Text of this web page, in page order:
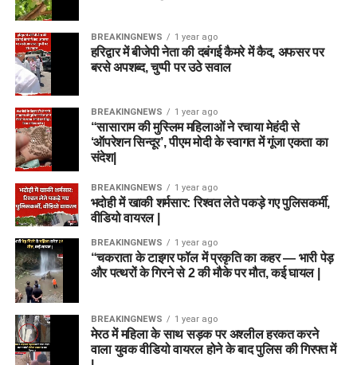
BREAKINGNEWS 1 year ago
हरिद्वार में बीजेपी नेता की दबंगई कैमरे में कैद, अफसर पर
बरसे अपशब्द, चुप्पी पर उठे सवाल
BREAKINGNEWS 1 year ago
“सासाराम की मुस्लिम महिलाओं ने रचाया मेहंदी से
‘ऑपरेशन सिन्दूर’, पीएम मोदी के स्वागत में गूंजा एकता का
संदेश|
BREAKINGNEWS 1 year ago
भदोही में खाकी शर्मसार: रिश्वत लेते पकड़े गए पुलिसकर्मी,
वीडियो वायरल |
BREAKINGNEWS 1 year ago
“चकराता के टाइगर फॉल में प्रकृति का कहर — भारी पेड़
और पत्थरों के गिरने से 2 की मौके पर मौत, कई घायल |
BREAKINGNEWS 1 year ago
मेरठ में महिला के साथ सड़क पर अश्लील हरकत करने
वाला युवक वीडियो वायरल होने के बाद पुलिस की गिरफ्त में